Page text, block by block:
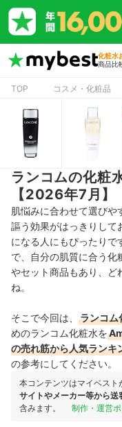
化粧水
商品比
TOP コスメ・化粧品
ランコムの化粧
【2026年7月】
肌悩みに合わせて選びや
謳う効果がはっきりして
になる人にもぴったりで
で、自分の肌質に合う化
やセット商品もあり、ど
ね。
そこで今回は、 ランコム
めのランコム化粧水を
の売れ筋から人気ランキ
の参考にしてください。
本コンテンツはマイベスト
サイトやメーカー等から送
含みます。
制作・運営